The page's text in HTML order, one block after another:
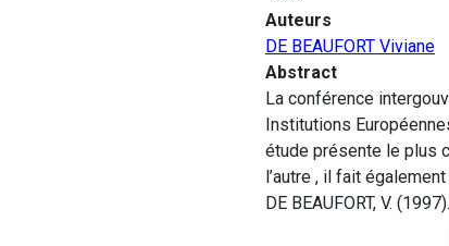
Auteurs
DE BEAUFORT Viviane
Abstract
La conférence
Institutions
étude présente le plus
l’autre , il fait
DE BEAUFORT, V.